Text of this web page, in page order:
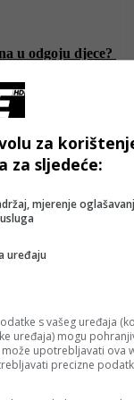
u odgoju djece?
za
za sljedeće:
mjerenje
uređaju
s vašeg uređaja
uređaja) mogu
upotrebljavati ova
precizne